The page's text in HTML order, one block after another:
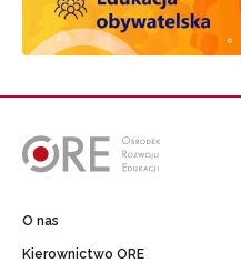
O nas
Kierownictwo ORE